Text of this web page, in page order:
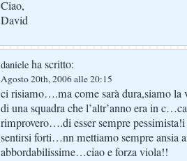
Ciao,
David
daniele ha scritto:
Agosto 20th, 2006 alle 20:15
ci risiamo….ma come sarà dura,siamo la
di una squadra che l’altr’anno era in
rimprovero….di esser sempre
sentirsi forti…nn mettiamo sempre ansia
abbordabilissime…ciao e forza viola!!